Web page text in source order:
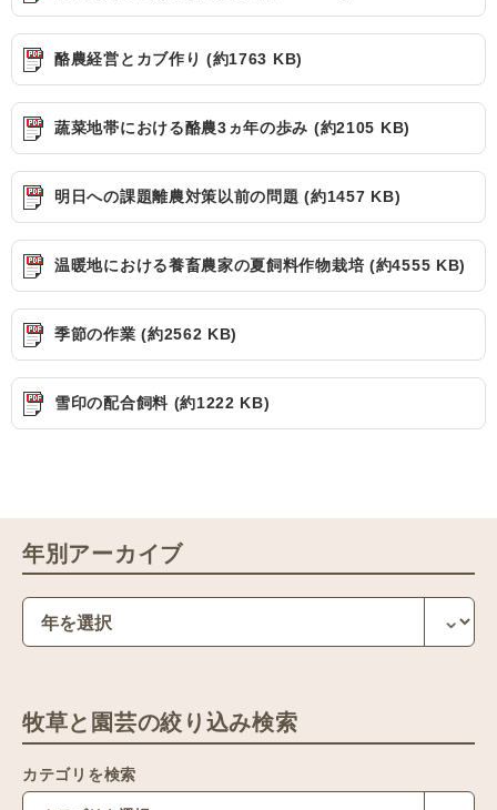
酪農経営とカブ作り (約1763 KB)
蔬菜地帯における酪農3ヵ年の歩み (約2105 KB)
明日への課題離農対策以前の問題 (約1457 KB)
温暖地における養畜農家の夏飼料作物栽培 (約4555 KB)
季節の作業 (約2562 KB)
雪印の配合飼料 (約1222 KB)
年別アーカイブ
牧草と園芸の絞り込み検索
カテゴリを検索